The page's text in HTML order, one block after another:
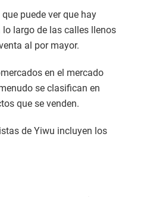
puede ver que hay
largo de las calles llenos
al por mayor.
en el mercado
se clasifican en
que se venden.
de Yiwu incluyen los